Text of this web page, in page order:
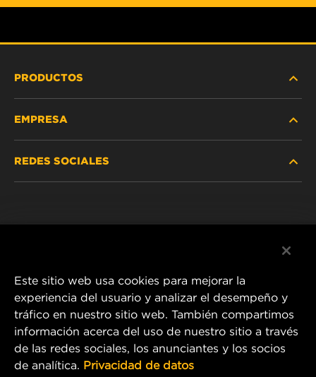
PRODUCTOS
VEHÍCULOS LIVIANOS Y COMERCIALES
EMPRESA
REDES SOCIALES
1 Wix Way
P.O. Box 1967
Gastonia, NC 28054
Este sitio web usa cookies para mejorar la
experiencia del usuario y analizar el desempeño y
tráfico en nuestro sitio web. También compartimos
información acerca del uso de nuestro sitio a través
de las redes sociales, los anunciantes y los socios
de analítica. Privacidad de datos